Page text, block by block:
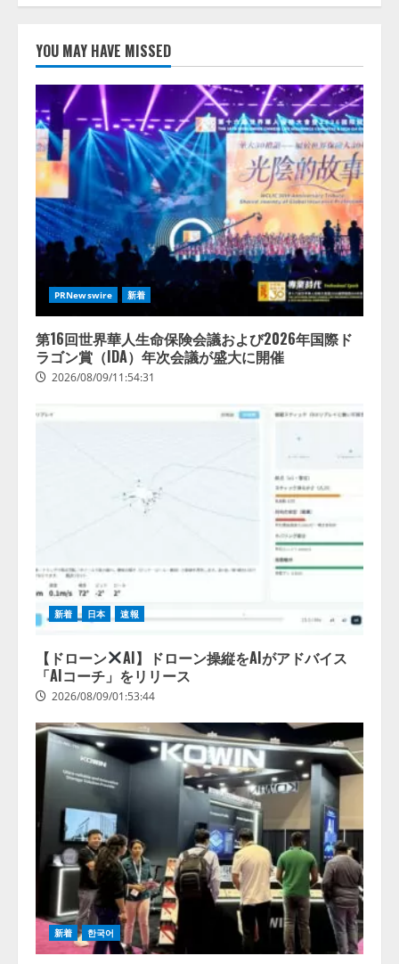
AIがアドバイス「AIコーチ」をリ
リース
2026/08/09/01:53:44
2
【開催報告】次世代AIプラットフ
ォーム「TAIZA」および新サービ
スに関する記者発表会を開催
2026/08/07/17:53:45
lmessage、MCP接続機能を強化
し、AIから設定操作できる機能を
拡充
2026/08/07/13:53:50
【2026年企業のAI導入・活用に関
する調査】AIを組織として導入で
業の68.0％が、自社でのAI導入・
活用は「上手くいっている」と回
YOU MAY HAVE MISSED
PRNewswire 新着
第16回世界華人生命保険会議および2026年国際ド
ラゴン賞（IDA）年次会議が盛大に開催
2026/08/09/11:54:31
新着 日本 速報
【ドローン
AI】ドローン操縦をAIがアドバイス
「AIコーチ」をリリース
2026/08/09/01:53:44
新着 한국어